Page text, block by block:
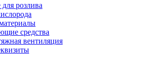
розлива
средства
вентиляция